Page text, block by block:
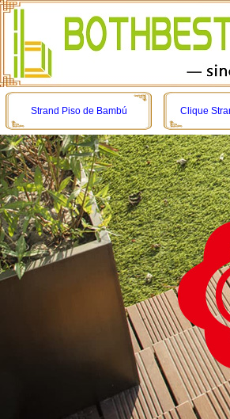
Strand Piso de Bambú Clique